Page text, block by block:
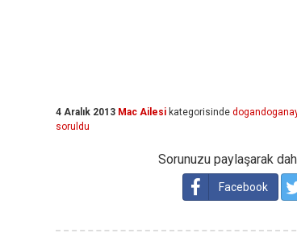
4 Aralık 2013 Mac Ailesi kategorisinde
soruldu
Sorunuzu paylaşarak
Facebook